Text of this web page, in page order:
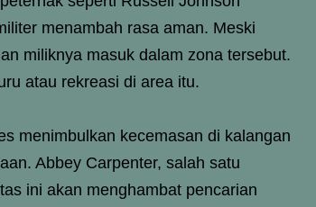
menambah rasa aman. Meski
miliknya masuk dalam zona tersebut.
atau rekreasi di area itu.
menimbulkan kecemasan di kalangan
Abbey Carpenter, salah satu
ini akan menghambat pencarian